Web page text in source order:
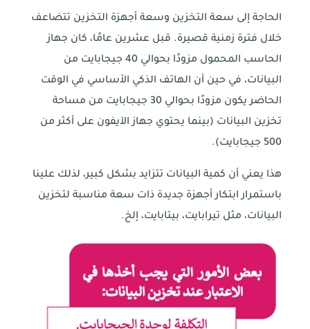
الحاجة إلى سعة التخزين وسعة أجهزة التخزين تتضاعف
خلال فترة زمنية قصيرة. قبل عشرين عامًا، كان جهاز
الحاسب المحمول مزودًا بحوالي 40 جيجابايت من
البيانات، في حين أن الهاتف الذكي الأساسي في الوقت
الحاضر يكون مزودًا بحوالي 30 جيجابايت من مساحة
تخزين البيانات (بينما يحتوي جهاز الآيفون على أكثر من
500 جيجابايت).
هذا يعني أن كمية البيانات تتزايد بشكل كبير، لذلك علينا
باستمرار ابتكار أجهزة جديدة ذات سعة مناسبة لتخزين
البيانات، مثل تيرابايت، بيتابايت، إلخ.